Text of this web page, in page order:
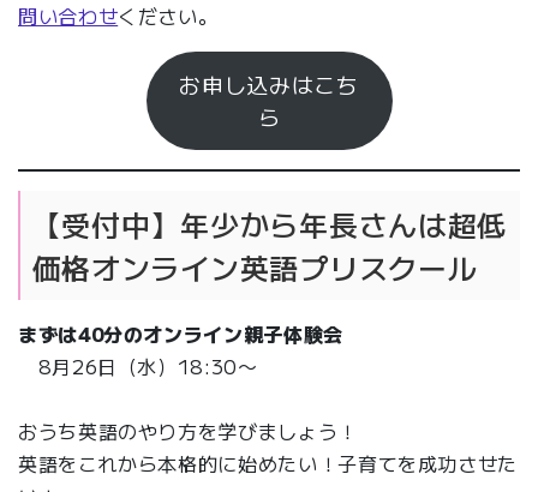
問い合わせください。
お申し込みはこち
ら
【受付中】年少から年長さんは超低
価格オンライン英語プリスクール
まずは40分のオンライン親子体験会
8月26日（水）18:30〜
おうち英語のやり方を学びましょう！
英語をこれから本格的に始めたい！子育てを成功させた